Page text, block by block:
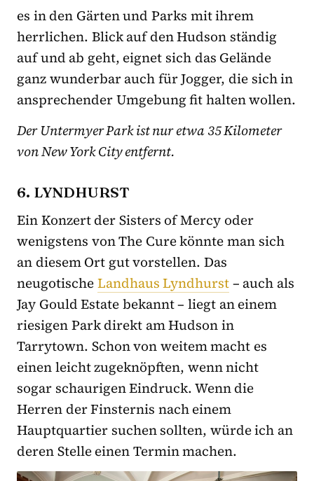
es in den Gärten und Parks mit ihrem
herrlichen. Blick auf den Hudson ständig
auf und ab geht, eignet sich das Gelände
ganz wunderbar auch für Jogger, die sich in
ansprechender Umgebung fit halten wollen.
Der Untermyer Park ist nur etwa 35 Kilometer
von New York City entfernt.
6. LYNDHURST
Ein Konzert der Sisters of Mercy oder
wenigstens von The Cure könnte man sich
an diesem Ort gut vorstellen. Das
neugotischeLandhaus Lyndhurst– auch als
Jay Gould Estate bekannt – liegt an einem
riesigen Park direkt am Hudson in
Tarrytown. Schon von weitem macht es
einen leicht zugeknöpften, wenn nicht
sogar schaurigen Eindruck. Wenn die
Herren der Finsternis nach einem
Hauptquartier suchen sollten, würde ich an
deren Stelle einen Termin machen.